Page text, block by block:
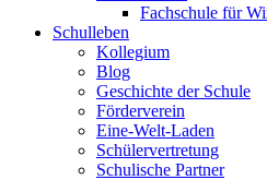
Fachschule für
Schulleben
Kollegium
Blog
Geschichte der Schule
Förderverein
Eine-Welt-Laden
Schülervertretung
Schulische Partner